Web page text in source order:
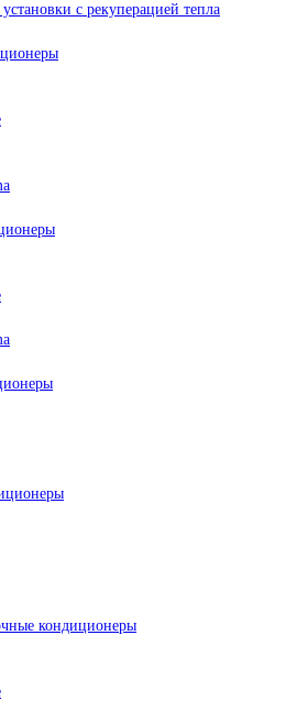
с рекуперацией тепла
кондиционеры